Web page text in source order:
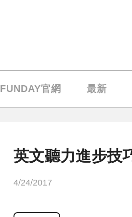
FUNDAY官網 最新
英文聽力進步技
4/24/2017